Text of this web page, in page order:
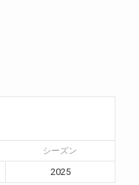
シーズン
2025